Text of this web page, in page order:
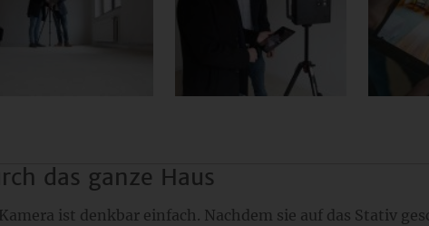
das ganze Haus
ist denkbar einfach. Nachdem sie auf das Stativ